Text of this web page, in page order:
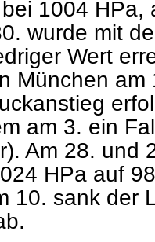
1004
wurde mit
Wert
München
am 3. ein
Am 28. und
HPa auf
10. sank der